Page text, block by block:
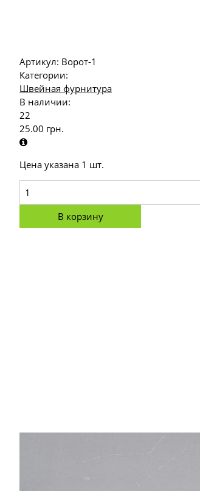
Артикул: Ворот-1
Категории:
Швейная фурнитура
В наличии:
22
25.00 грн.
Цена указана 1 шт.
В корзину